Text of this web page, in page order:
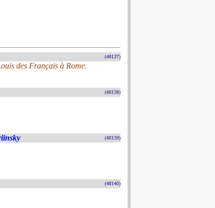
(48137)
des Français à Rome.
(48138)
(48139)
(48140)